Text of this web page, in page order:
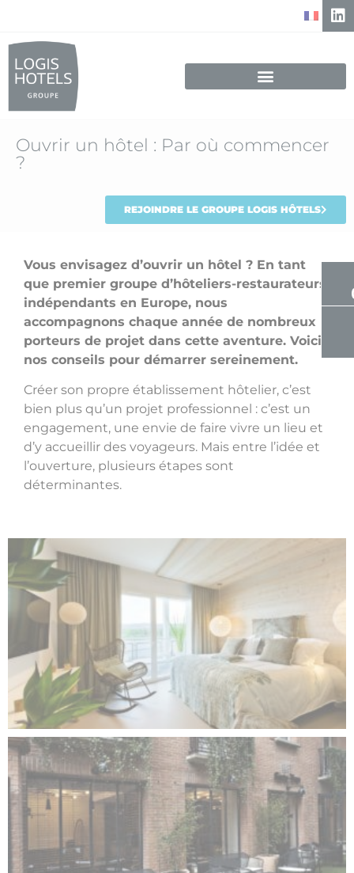
Ouvrir un hôtel : Par où commencer
?
REJOINDRE LE GROUPE LOGIS HÔTELS
Vous envisagez d’ouvrir un hôtel ? En tant
que premier groupe d’hôteliers-restaurateurs
indépendants en Europe, nous
accompagnons chaque année de nombreux
porteurs de projet dans cette aventure. Voici
nos conseils pour démarrer sereinement.
Créer son propre établissement hôtelier, c’est
bien plus qu’un projet professionnel : c’est un
engagement, une envie de faire vivre un lieu et
d’y accueillir des voyageurs. Mais entre l’idée et
l’ouverture, plusieurs étapes sont
déterminantes.